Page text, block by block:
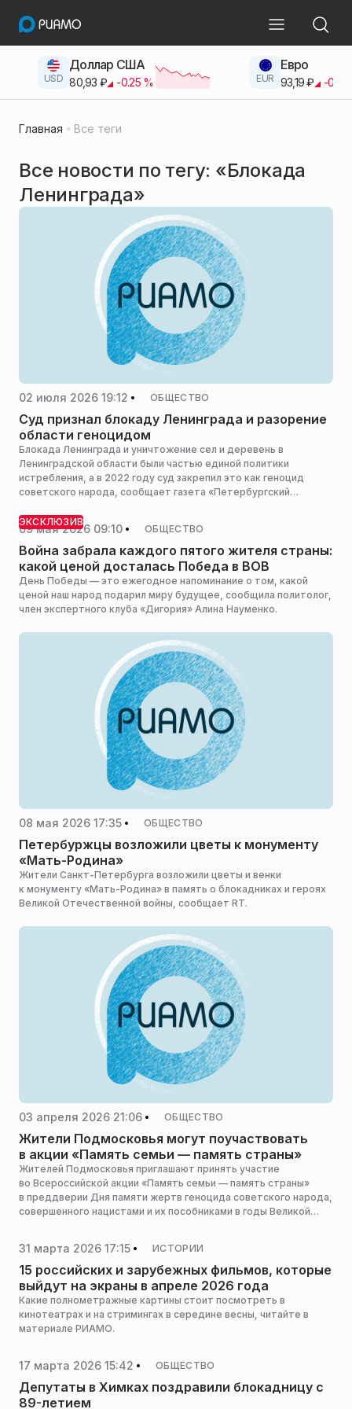
USD
Доллар США
80,93 ₽ -0.25% EUR
Евро
93,19 ₽ -0.42
Главная Все теги
Все новости по тегу: «Блокада
Ленинграда»
02 июля 2026 19:12 ОБЩЕСТВО
Суд признал блокаду Ленинграда и разорение
области геноцидом
Блокада Ленинграда и уничтожение сел и деревень в
Ленинградской области были частью единой политики
истребления, а в 2022 году суд закрепил это как геноцид
советского народа, сообщает газета «Петербургский
ЭКСКЛЮЗИВ
09 мая 2026 09:10 ОБЩЕСТВО
Война забрала каждого пятого жителя страны:
какой ценой досталась Победа в ВОВ
День Победы — это ежегодное напоминание о том, какой
ценой наш народ подарил миру будущее, сообщила политолог,
член экспертного клуба «Дигория» Алина Науменко.
08 мая 2026 17:35 ОБЩЕСТВО
Петербуржцы возложили цветы к монументу
«Мать-Родина»
Жители Санкт-Петербурга возложили цветы и венки
к монументу «Мать-Родина» в память о блокадниках и героях
Великой Отечественной войны, сообщает RT.
03 апреля 2026 21:06 ОБЩЕСТВО
Жители Подмосковья могут поучаствовать
в акции «Память семьи — память страны»
Жителей Подмосковья приглашают принять участие
во Всероссийской акции «Память семьи — память страны»
в преддверии Дня памяти жертв геноцида советского народа,
совершенного нацистами и их пособниками в годы Великой
президенте РФ.
31 марта 2026 17:15 ИСТОРИИ
15 российских и зарубежных фильмов, которые
выйдут на экраны в апреле 2026 года
Какие полнометражные картины стоит посмотреть в
кинотеатрах и на стримингах в середине весны, читайте в
материале РИАМО.
17 марта 2026 15:42 ОБЩЕСТВО
Депутаты в Химках поздравили блокадницу с
89-летием